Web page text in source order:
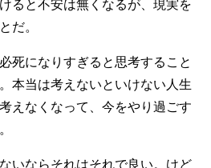
だ。
死になりすぎると思考すること
本当は考えないといけない人生
えなくなって、今をやり過ごす
いならそれはそれで良い。けど